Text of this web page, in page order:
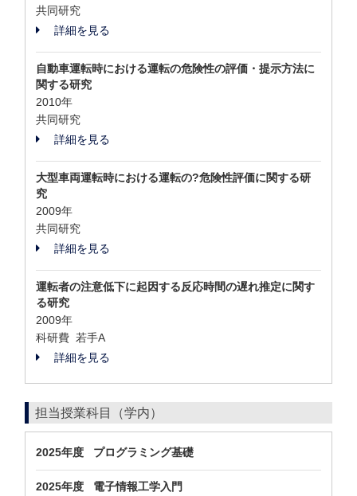
共同研究
詳細を見る
自動車運転時における運転の危険性の評価・提示方法に
関する研究
2010年
共同研究
詳細を見る
大型車両運転時における運転の?危険性評価に関する研
究
2009年
共同研究
詳細を見る
運転者の注意低下に起因する反応時間の遅れ推定に関す
る研究
2009年
科研費 若手A
詳細を見る
担当授業科目（学内）
2025年度 プログラミング基礎
2025年度 電子情報工学入門